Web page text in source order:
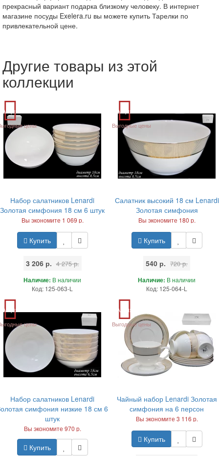
прекрасный вариант подарка близкому человеку. В интернет
магазине посуды Exelera.ru вы можете купить Тарелки по
привлекательной цене.
Другие товары из этой
коллекции
Акция
цены
Набор салатников Lenardi
Золотая симфония 18 см 6 штук
Вы экономите 1 069 р.
Купить
3 206 р. 4 275 р.
Наличие: В наличии
Код: 125-063-L
Акция
Выгодные цены
Салатник высокий 18 см Lenardi
Золотая симфония
Вы экономите 180 р.
Купить
540 р. 720 р.
Наличие: В наличии
Код: 125-064-L
Акция
цены
Набор салатников Lenardi
симфония низкие 18 см 6
штук
Вы экономите 970 р.
Купить
Акция
Выгодные цены
Чайный набор Lenardi Золотая
симфония на 6 персон
Вы экономите 3 116 р.
Купить